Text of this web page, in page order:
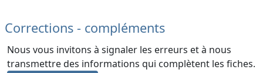
Corrections - compléments
Nous vous invitons à signaler les erreurs et à nous
transmettre des informations qui complètent les fiches.